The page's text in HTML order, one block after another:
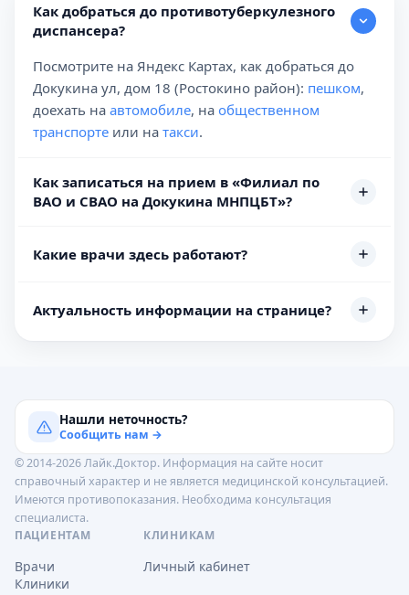
Как добраться до противотуберкулезного
диспансера?
Посмотрите на Яндекс Картах, как добраться до
Докукина ул, дом 18 (Ростокино район): пешком,
доехать на автомобиле, на общественном
транспорте или на такси.
Как записаться на прием в «Филиал по
ВАО и СВАО на Докукина МНПЦБТ»?
Какие врачи здесь работают?
Актуальность информации на странице?
Нашли неточность?
Сообщить нам →
© 2014-2026 Лайк.Доктор. Информация на сайте носит
справочный характер и не является медицинской консультацией.
Имеются противопоказания. Необходима консультация
специалиста.
ПАЦИЕНТАМ
Врачи
Клиники
КЛИНИКАМ
Личный кабинет